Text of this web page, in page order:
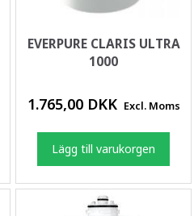
EVERPURE CLARIS ULTRA
1000
1.765,00 DKK Excl. Moms
Lägg till varukorgen